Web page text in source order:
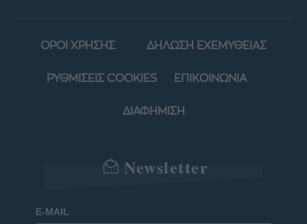
ΟΡΟΙ ΧΡΗΣΗΣ ΔΗΛΩΣΗ ΕΧΕΜΥΘΕΙΑΣ
ΡΥΘΜΙΣΕΙΣ COOKIES ΕΠΙΚΟΙΝΩΝΙΑ
ΔΙΑΦΗΜΙΣΗ
Newsletter